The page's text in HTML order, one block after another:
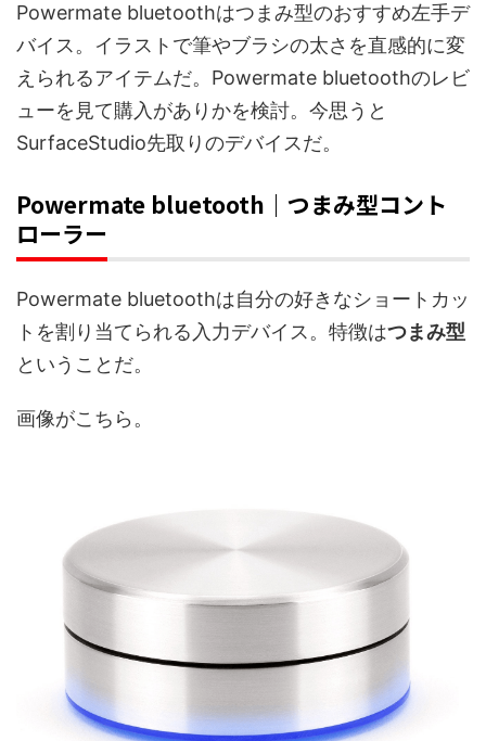
Powermate bluetoothはつまみ型のおすすめ左手デ
バイス。イラストで筆やブラシの太さを直感的に変
えられるアイテムだ。Powermate bluetoothのレビ
ューを見て購入がありかを検討。今思うと
SurfaceStudio先取りのデバイスだ。
Powermate bluetooth｜つまみ型コント
ローラー
Powermate bluetoothは自分の好きなショートカッ
トを割り当てられる入力デバイス。特徴はつまみ型
ということだ。
画像がこちら。